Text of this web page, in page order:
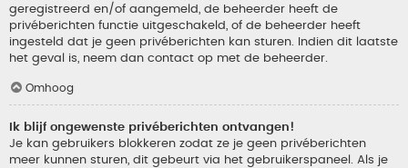
geregistreerd en/of aangemeld, de beheerder heeft de
privéberichten functie uitgeschakeld, of de beheerder heeft
ingesteld dat je geen privéberichten kan sturen. Indien dit laatste
het geval is, neem dan contact op met de beheerder.
Omhoog
Ik blijf ongewenste privéberichten ontvangen!
Je kan gebruikers blokkeren zodat ze je geen privéberichten
meer kunnen sturen, dit gebeurt via het gebruikerspaneel. Als je